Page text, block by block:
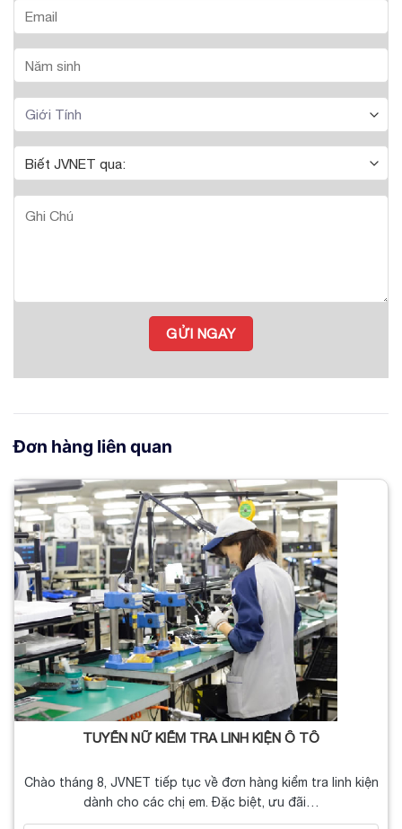
Đơn hàng liên quan
TUYỂN NỮ KIỂM TRA LINH KIỆN Ô TÔ
Chào tháng 8, JVNET tiếp tục về đơn hàng kiểm tra linh kiện
dành cho các chị em. Đặc biệt, ưu đãi…